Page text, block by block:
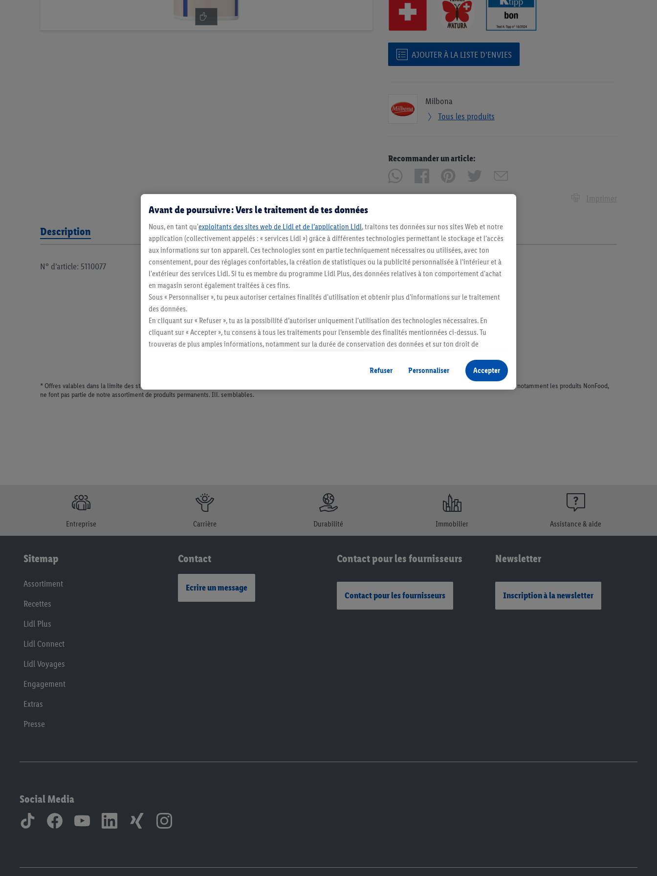
AJOUTER À LA LISTE D’ENVIES
Milbona
Tous les produits
Recommander un article:
Imprimer
Description
N° d’article: 5110077
* Offres valables dans la limite des stocks disponibles. Vente limitée à des quantités usuelles pour un ménage. Vendu sans décoration. Les produits faisant l'objet de la publicité, notamment les produits NonFood,
ne font pas partie de notre assortiment de produits permanents. Ill. semblables.
Entreprise Carrière Durabilité Immobilier Assistance & aide
Sitemap
Assortiment
Recettes
Lidl Plus
Lidl Connect
Lidl Voyages
Engagement
Extras
Presse
Contact
Ecrire un message
Contact pour les fournisseurs
Contact pour les fournisseurs
Newsletter
Inscription à la newsletter
Social Media
Avant de poursuivre : Vers le traitement de tes données
Nous, en tant qu'exploitants des sites web de Lidl et de l’application Lidl, traitons tes données sur nos sites Web et notre
application (collectivement appelés : « services Lidl ») grâce à différentes technologies permettant le stockage et l'accès
aux informations sur ton appareil. Ces technologies sont en partie techniquement nécessaires ou utilisées, avec ton
consentement, pour des réglages confortables, la création de statistiques ou la publicité personnalisée à l'intérieur et à
l'extérieur des services Lidl. Si tu es membre du programme Lidl Plus, des données relatives à ton comportement d'achat
en magasin seront également traitées à ces fins.
Sous « Personnaliser », tu peux autoriser certaines finalités d'utilisation et obtenir plus d'informations sur le traitement
des données.
En cliquant sur « Refuser », tu as la possibilité d’autoriser uniquement l'utilisation des technologies nécessaires. En
cliquant sur « Accepter », tu consens à tous les traitements pour l’ensemble des finalités mentionnées ci-dessus. Tu
trouveras de plus amples informations, notamment sur la durée de conservation des données et sur ton droit de
Refuser Personnaliser Accepter